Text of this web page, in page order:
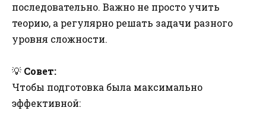
последовательно. Важно не просто учить
теорию, а регулярно решать задачи разного
уровня сложности.
💡 Совет:
Чтобы подготовка была максимально
эффективной: